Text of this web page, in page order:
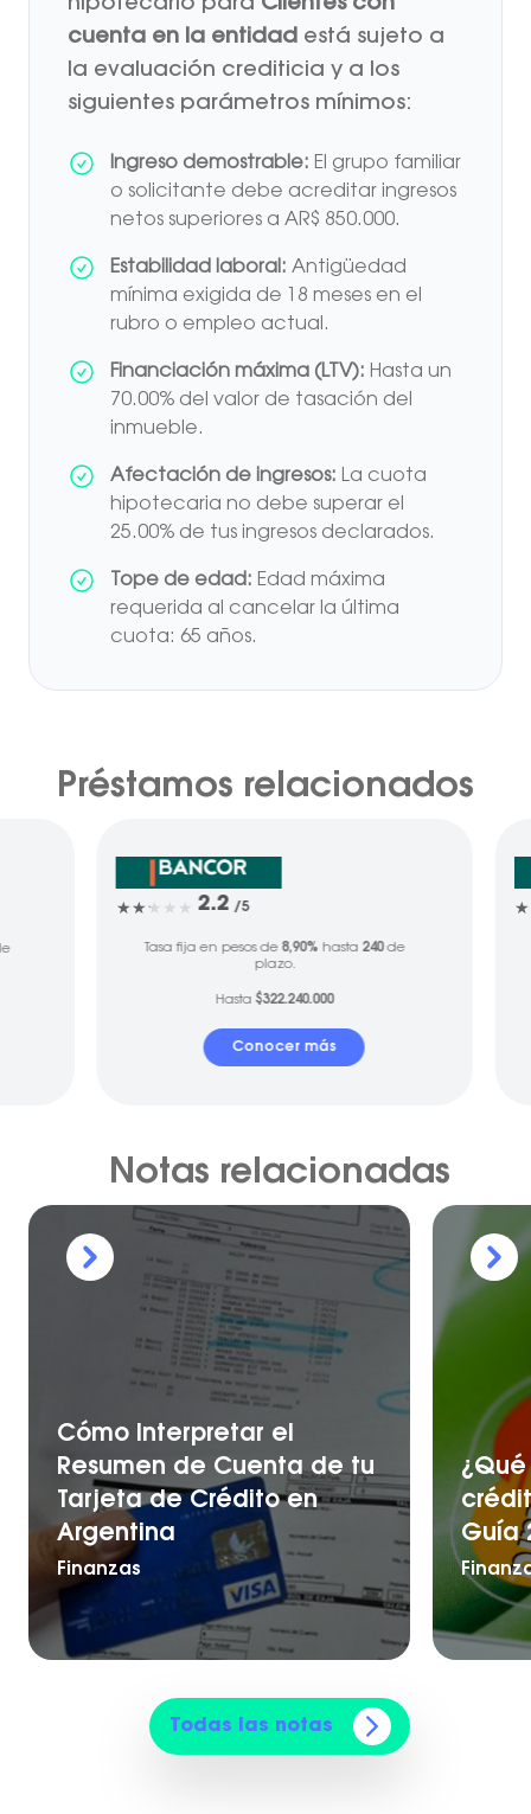
cuenta en la entidad está sujeto a
la evaluación crediticia y a los
siguientes parámetros mínimos:
Ingreso demostrable: El grupo familiar
o solicitante debe acreditar ingresos
netos superiores a AR$ 850.000.
Estabilidad laboral: Antigüedad
mínima exigida de 18 meses en el
rubro o empleo actual.
Financiación máxima (LTV): Hasta un
70.00% del valor de tasación del
inmueble.
Afectación de ingresos: La cuota
hipotecaria no debe superar el
25.00% de tus ingresos declarados.
Tope de edad: Edad máxima
requerida al cancelar la última
cuota: 65 años.
Préstamos relacionados
2.2 /5
Tasa fija en pesos de 8,90% hasta 240de
plazo.
Hasta$322.240.000
Conocer más
Notas relacionadas
Cómo Interpretar el
Resumen de Cuenta de tu
Tarjeta de Crédito en
Argentina
Finanzas
Guía
Todas las notas